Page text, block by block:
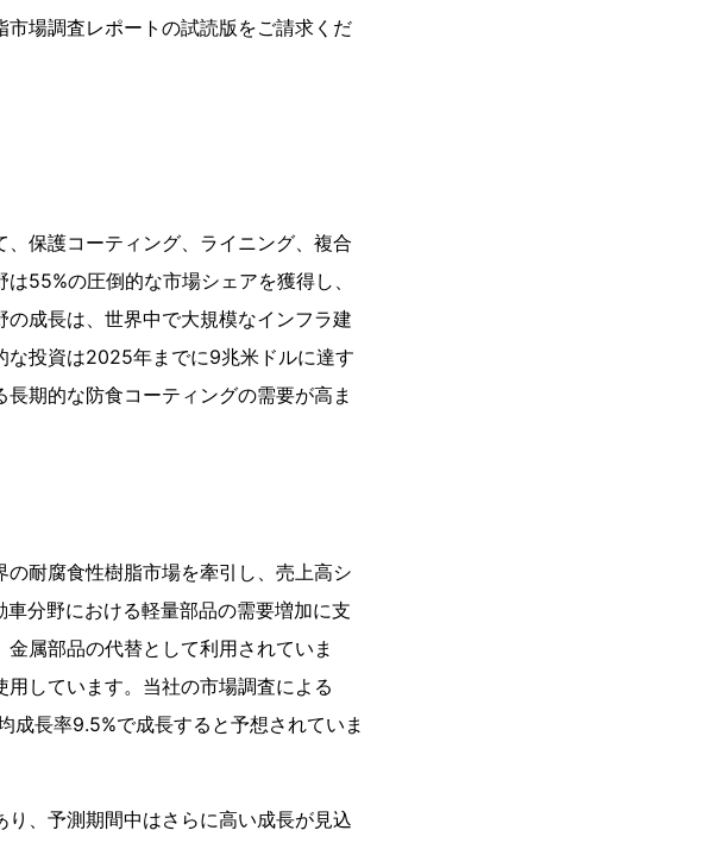
場調査レポートの試読版をご請求くだ
保護コーティング、ライニング、複合
55%の圧倒的な市場シェアを獲得し、
成長は、世界中で大規模なインフラ建
な投資は2025年までに9兆米ドルに達す
期的な防食コーティングの需要が高ま
耐腐食性樹脂市場を牽引し、売上高シ
分野における軽量部品の需要増加に支
属部品の代替として利用されていま
しています。当社の市場調査による
長率9.5%で成長すると予想されていま
、予測期間中はさらに高い成長が見込